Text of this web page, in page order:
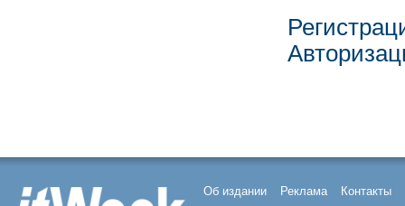
Об издании Реклама Контакты